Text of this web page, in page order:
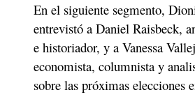
En el siguiente segmento,
entrevistó a Daniel Raisbeck,
e historiador, y a Vanessa
economista, columnista y
sobre las próximas elecciones